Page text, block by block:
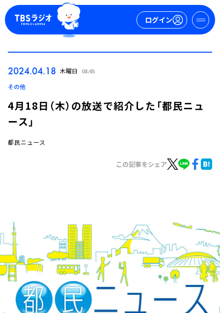
ログイン
イベント・グッズ
YouTube
会社情報
2024.04.18 木曜日 08:45
その他
4月18日（木）の放送で紹介した「都民ニュ
ース」
都民ニュース
この記事をシェア